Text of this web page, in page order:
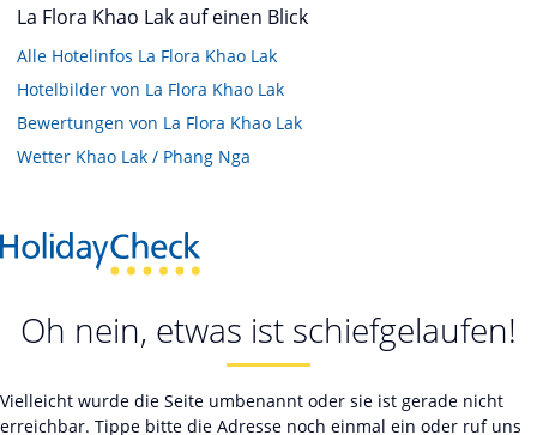
La Flora Khao Lak auf einen Blick
Alle Hotelinfos La Flora Khao Lak
Hotelbilder von La Flora Khao Lak
Bewertungen von La Flora Khao Lak
Wetter Khao Lak / Phang Nga
Oh nein, etwas ist schiefgelaufen!
Vielleicht wurde die Seite umbenannt oder sie ist gerade nicht
erreichbar. Tippe bitte die Adresse noch einmal ein oder ruf uns